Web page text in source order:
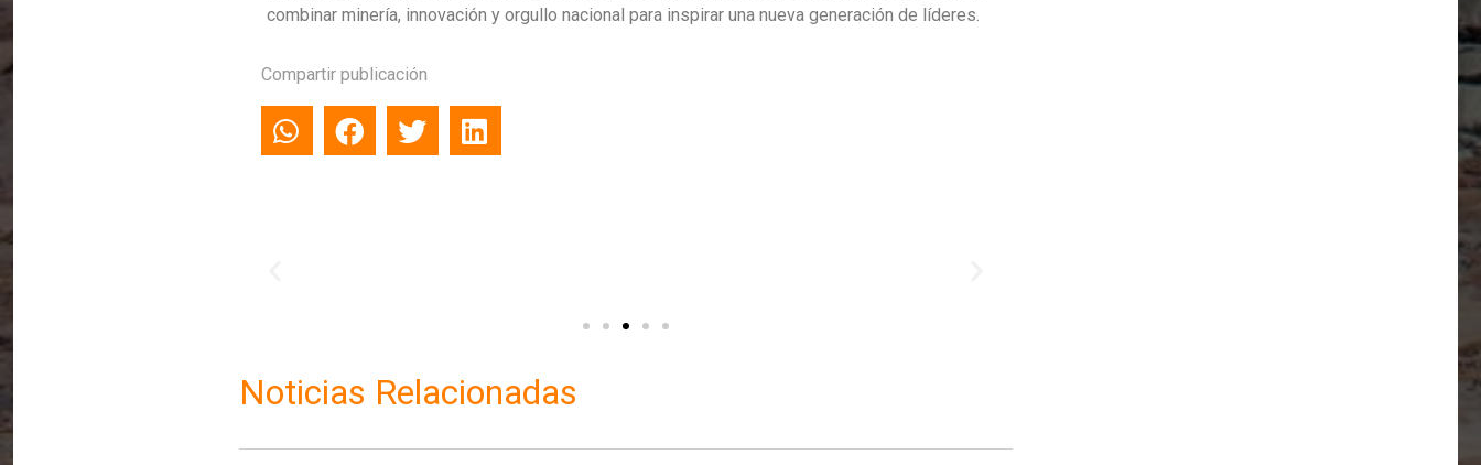
combinar minería, innovación y orgullo nacional para inspirar una nueva generación de líderes.
Compartir publicación
Noticias Relacionadas